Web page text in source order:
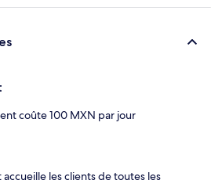
coûte 100 MXN par jour
les clients de toutes les